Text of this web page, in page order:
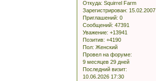
Откуда: Squirrel Farm
Зарегистрирован: 15.02.2007
Приглашений: 0
Сообщений: 47391
Уважение: +13941
Позитив: +4190
Пол: Женский
Провел на форуме:
9 месяцев 29 дней
Последний визит:
10.06.2026 17:30